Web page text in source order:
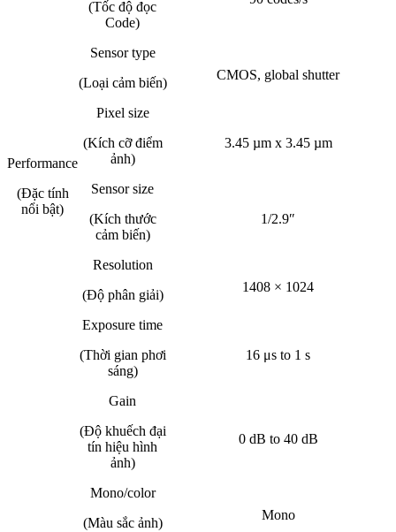
Performance
(Đặc tính
nổi bật)
(Tốc độ đọc
Code)
Sensor type
(Loại cảm biến)
CMOS, global shutter
Pixel size
(Kích cỡ điểm
ảnh)
3.45 µm x 3.45 µm
Sensor size
(Kích thước
cảm biến)
1/2.9″
Resolution
(Độ phân giải)
1408 × 1024
Exposure time
(Thời gian phơi
sáng)
16 μs to 1 s
Gain
(Độ khuếch đại
tín hiệu hình
ảnh)
0 dB to 40 dB
Mono/color
(Màu sắc ảnh)
Mono